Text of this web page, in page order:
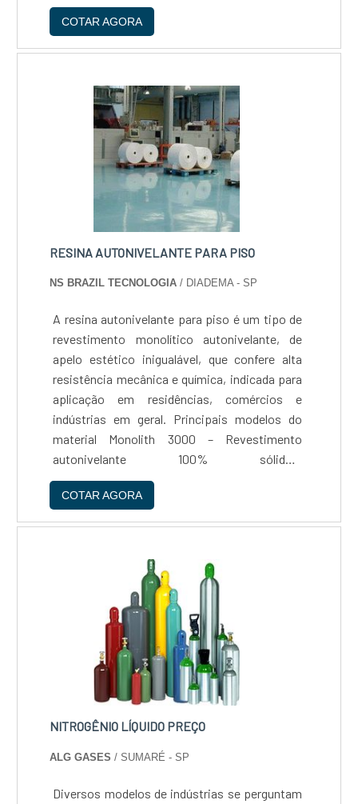
Dióxido de Carbono, o que proporciona ainda
mais eficiência ao procedimento de proteção
da poça de solda....
COTAR AGORA
RESINA AUTONIVELANTE PARA PISO
NS BRAZIL TECNOLOGIA / DIADEMA - SP
A resina autonivelante para piso é um tipo de
revestimento monolítico autonivelante, de
apelo estético inigualável, que confere alta
resistência mecânica e química, indicada para
aplicação em residências, comércios e
indústrias em geral. Principais modelos do
material Monolith 3000 – Revestimento
autonivelante 100% sólidos,
impermeabilizante, a base de polímeros epóxi
de alta fluidez, Monolith UT 3000 –
revestimento autonivelante à base de res....
COTAR AGORA
NITROGÊNIO LÍQUIDO PREÇO
ALG GASES / SUMARÉ - SP
Diversos modelos de indústrias se perguntam